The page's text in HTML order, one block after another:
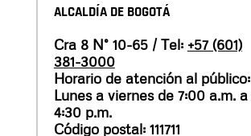
ALCALDÍA DE BOGOTÁ
Cra 8 N° 10-65 / Tel: +57 (601)
381-3000
Horario de atención al público:
Lunes a viernes de 7:00 a.m. a
4:30 p.m.
Código postal: 111711